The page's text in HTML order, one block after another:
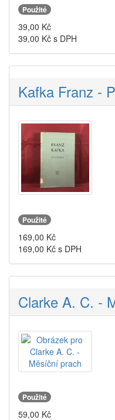
Použité
39,00 Kč
39,00 Kč s DPH
Kafka Franz -
Použité
169,00 Kč
169,00 Kč s DPH
Clarke A. C. -
Použité
59,00 Kč